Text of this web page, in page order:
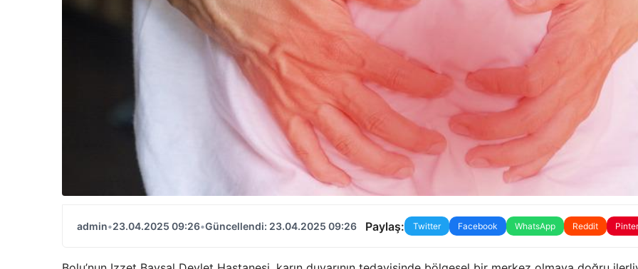
admin•23.04.2025 09:26•Güncellendi: 23.04.2025 09:26 Paylaş: Twitter Facebook WhatsApp Reddit